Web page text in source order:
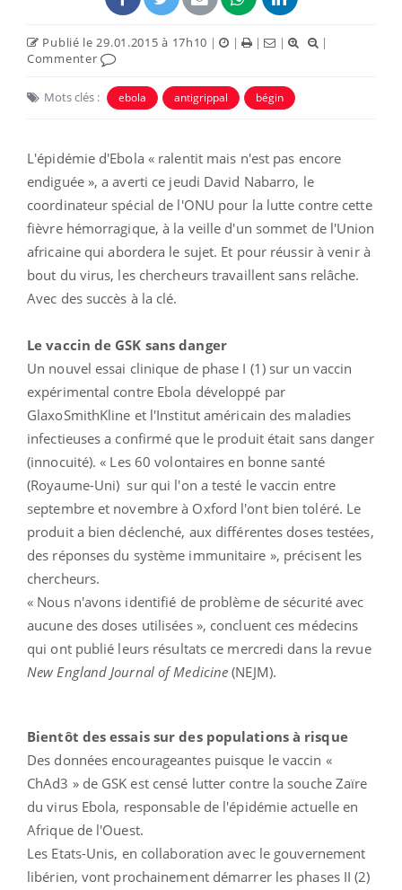
Publié le 29.01.2015 à 17h10 | | | |
|
Commenter
Mots clés : ebola antigrippal bégin
L'épidémie d'Ebola « ralentit mais n'est pas encore
endiguée », a averti ce jeudi David Nabarro, le
coordinateur spécial de l'ONU pour la lutte contre cette
fièvre hémorragique, à la veille d'un sommet de l'Union
africaine qui abordera le sujet. Et pour réussir à venir à
bout du virus, les chercheurs travaillent sans relâche.
Avec des succès à la clé.
Le vaccin de GSK sans danger
Un nouvel essai clinique de phase I (1) sur un vaccin
expérimental contre Ebola développé par
GlaxoSmithKline et l'Institut américain des maladies
infectieuses a confirmé que le produit était sans danger
(innocuité). « Les 60 volontaires en bonne santé
(Royaume-Uni) sur qui l'on a testé le vaccin entre
septembre et novembre à Oxford l'ont bien toléré. Le
produit a bien déclenché, aux différentes doses testées,
des réponses du système immunitaire », précisent les
chercheurs.
« Nous n'avons identifié de problème de sécurité avec
aucune des doses utilisées », concluent ces médecins
qui ont publié leurs résultats ce mercredi dans la revue
New England Journal of Medicine (NEJM).
Bientôt des essais sur des populations à risque
Des données encourageantes puisque le vaccin «
ChAd3 » de GSK est censé lutter contre la souche Zaïre
du virus Ebola, responsable de l'épidémie actuelle en
Afrique de l'Ouest.
Les Etats-Unis, en collaboration avec le gouvernement
libérien, vont prochainement démarrer les phases II (2)